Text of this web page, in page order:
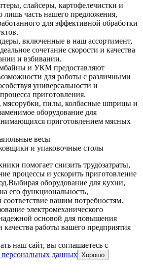
слайсеры, картофелечистки и
лишь часть нашего предложения,
для эффективной обработки
включенные в наш ассортимент,
сочетание скорости и качества
и взбивании.
и УКМ предоставляют
для работы с различными
универсальности и
приготовления.
пилы, колбасные шприцы и
оборудование для
приготовлением мясных
весы
и упаковочные столы
помогает снизить трудозатраты,
процессы и ускорить приготовление
Выбирая оборудование для кухни,
его функциональность,
соответствие вашим потребностям.
электромеханического
основой для повышения
качества работы вашего предприятия
наш сайт, вы соглашаетесь c
данных Хорошо